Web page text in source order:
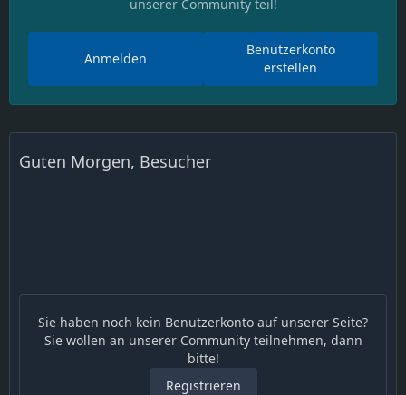
unserer Community teil!
Benutzerkonto
erstellen
Anmelden
Guten Morgen, Besucher
Sie haben noch kein Benutzerkonto auf unserer Seite?
Sie wollen an unserer Community teilnehmen, dann
bitte!
Registrieren